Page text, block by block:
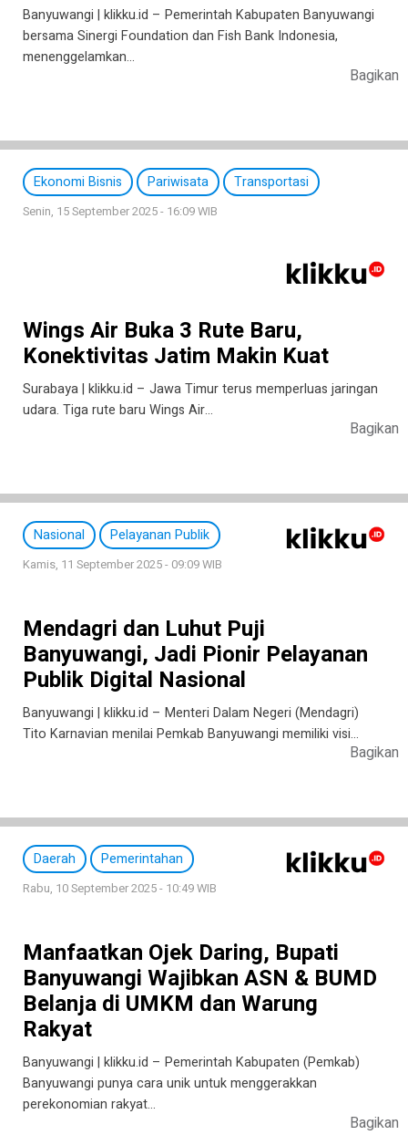
Banyuwangi | klikku.id – Pemerintah Kabupaten Banyuwangi
bersama Sinergi Foundation dan Fish Bank Indonesia,
menenggelamkan…
Bagikan
Ekonomi Bisnis Pariwisata Transportasi
Senin, 15 September 2025 - 16:09 WIB
Wings Air Buka 3 Rute Baru,
Konektivitas Jatim Makin Kuat
Surabaya | klikku.id – Jawa Timur terus memperluas jaringan
udara. Tiga rute baru Wings Air…
Bagikan
Nasional Pelayanan Publik
Kamis, 11 September 2025 - 09:09 WIB
Mendagri dan Luhut Puji
Banyuwangi, Jadi Pionir Pelayanan
Publik Digital Nasional
Banyuwangi | klikku.id – Menteri Dalam Negeri (Mendagri)
Tito Karnavian menilai Pemkab Banyuwangi memiliki visi…
Bagikan
Daerah Pemerintahan
Rabu, 10 September 2025 - 10:49 WIB
Manfaatkan Ojek Daring, Bupati
Banyuwangi Wajibkan ASN & BUMD
Belanja di UMKM dan Warung
Rakyat
Banyuwangi | klikku.id – Pemerintah Kabupaten (Pemkab)
Banyuwangi punya cara unik untuk menggerakkan
perekonomian rakyat…
Bagikan